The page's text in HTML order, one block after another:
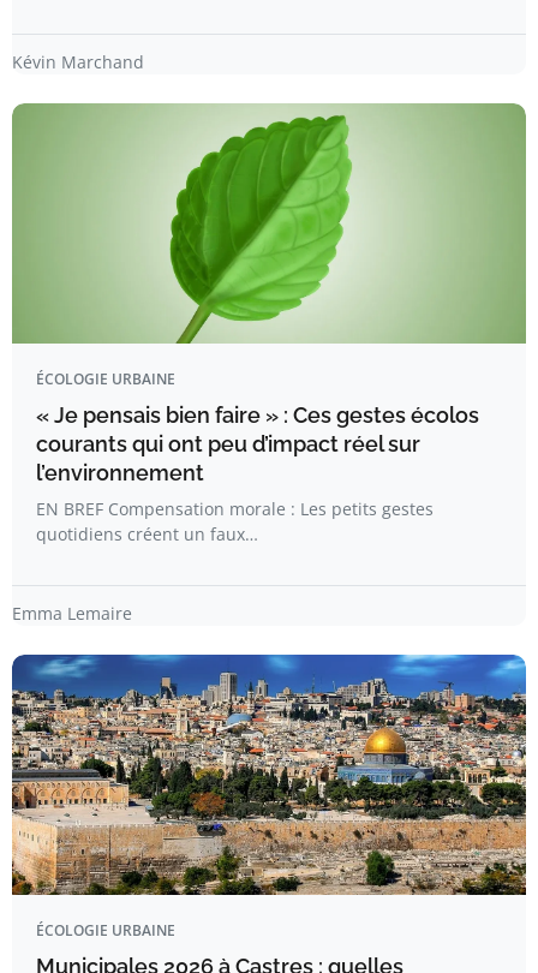
Kévin Marchand
ÉCOLOGIE URBAINE
« Je pensais bien faire » : Ces gestes écolos
courants qui ont peu d’impact réel sur
l’environnement
EN BREF Compensation morale : Les petits gestes
quotidiens créent un faux…
Emma Lemaire
ÉCOLOGIE URBAINE
Municipales 2026 à Castres : quelles